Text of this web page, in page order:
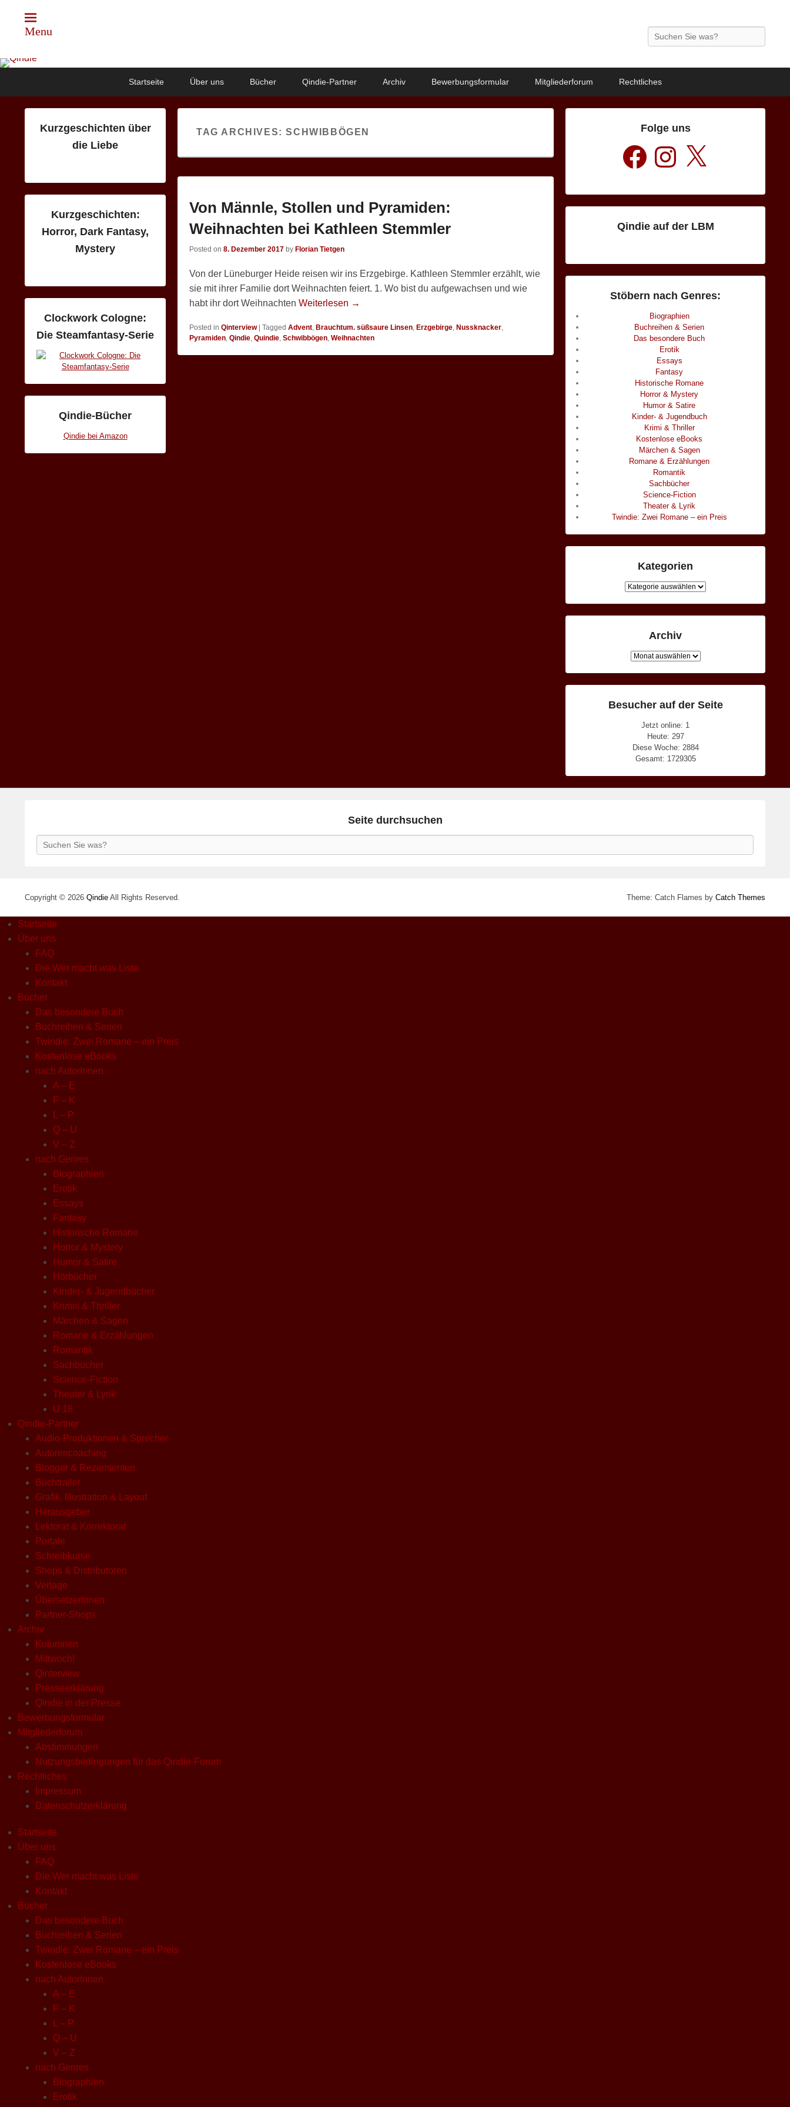
Menu
Qindie
Das Autorenkorrektiv
Search
Startseite Über uns Bücher Qindie-Partner Archiv Bewerbungsformular Mitgliederforum Rechtliches
TAG ARCHIVES:SCHWIBBÖGEN
Von Männle, Stollen und Pyramiden:
Weihnachten bei Kathleen Stemmler
Posted on 8. Dezember 2017 by Florian Tietgen
Von der Lüneburger Heide reisen wir ins Erzgebirge. Kathleen Stemmler erzählt, wie
sie mit ihrer Familie dort Weihnachten feiert. 1. Wo bist du aufgewachsen und wie
habt ihr dort Weihnachten Weiterlesen →
Posted in Qinterview | Tagged Advent Brauchtum. süßsaure Linsen Erzgebirge Nussknacker
Pyramiden Qindie Quindie Schwibbögen Weihnachten
Folge uns
Facebook Instagram
Qindie auf der LBM
Stöbern nach Genres:
Biographien
Buchreihen & Serien
Das besondere Buch
Erotik
Essays
Fantasy
Historische Romane
Horror & Mystery
Humor & Satire
Kinder- & Jugendbuch
Krimi & Thriller
Kostenlose eBooks
Märchen & Sagen
Romane & Erzählungen
Romantik
Sachbücher
Science-Fiction
Theater & Lyrik
Twindie: Zwei Romane – ein Preis
Kategorien
Kategorien
Archiv
Archiv
Besucher auf der Seite
Jetzt online: 1
Heute: 297
Diese Woche: 2884
Gesamt: 1729305
Kurzgeschichten über
die Liebe
Kurzgeschichten:
Horror, Dark Fantasy,
Mystery
Clockwork Cologne:
Die Steamfantasy-Serie
Qindie-Bücher
Qindie bei Amazon
Seite durchsuchen
Search
Copyright © 2026 Qindie All Rights Reserved. Theme: Catch Flames by Catch Themes
Startseite
Über uns
FAQ
Die Wer macht was Liste
Kontakt
Bücher
Das besondere Buch
Buchreihen & Serien
Twindie: Zwei Romane – ein Preis
Kostenlose eBooks
nach AutorInnen
A – E
F – K
L – P
Q – U
V – Z
nach Genres
Biographien
Erotik
Essays
Fantasy
Historische Romane
Horror & Mystery
Humor & Satire
Hörbücher
Kinder- & Jugendbücher
Krimis & Thriller
Märchen & Sagen
Romane & Erzählungen
Romantik
Sachbücher
Science-Fiction
Theater & Lyrik
U 18
Qindie-Partner
Audio-Produktionen & Sprecher
Autorencoaching
Blogger & Rezensenten
Buchtrailer
Grafik, Illustration & Layout
Herausgeber
Lektorat & Korrektorat
Portale
Schreibkurse
Shops & Distributoren
Verlage
ÜbersetzerInnen
Partner-Shops
Archiv
Kolumnen
Mittwoch!
Qinterview
Presseerklärung
Qindie in der Presse
Bewerbungsformular
Mitgliederforum
Abstimmungen
Nutzungsbedingungen für das Qindie-Forum
Rechtliches
Impressum
Datenschutzerklärung
Startseite
Über uns
FAQ
Die Wer macht was Liste
Kontakt
Bücher
Das besondere Buch
Buchreihen & Serien
Twindie: Zwei Romane – ein Preis
Kostenlose eBooks
nach AutorInnen
A – E
F – K
L – P
Q – U
V – Z
nach Genres
Biographien
Erotik